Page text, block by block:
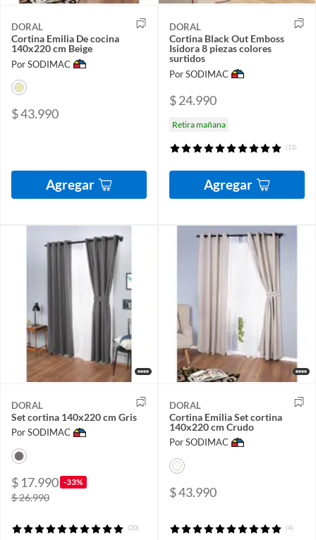
DORAL
Cortina Emilia De cocina
140x220 cm Beige
Por SODIMAC
$ 43.990
Agregar
DORAL
Cortina Black Out Emboss
Isidora 8 piezas colores
surtidos
Por SODIMAC
$ 24.990
Retira mañana
(11)
Agregar
DORAL
Set cortina 140x220 cm Gris
Por SODIMAC
$ 17.990 -33%
$ 26.990
(20)
DORAL
Cortina Emilia Set cortina
140x220 cm Crudo
Por SODIMAC
$ 43.990
(4)